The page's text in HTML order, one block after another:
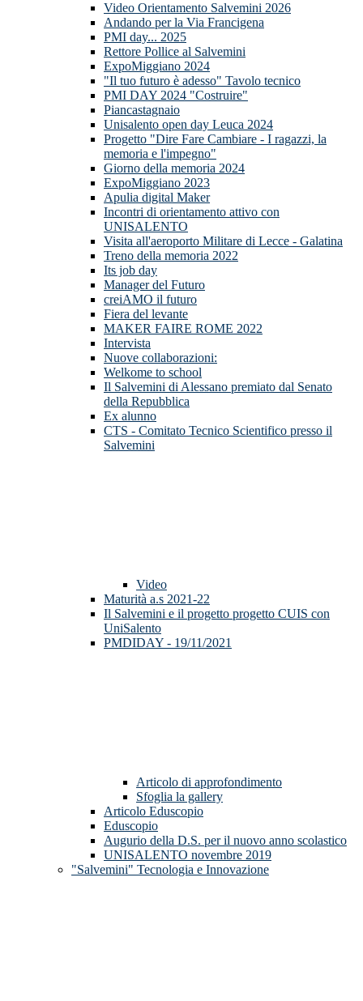
Video Orientamento Salvemini 2026
Andando per la Via Francigena
PMI day... 2025
Rettore Pollice al Salvemini
ExpoMiggiano 2024
"Il tuo futuro è adesso" Tavolo tecnico
PMI DAY 2024 "Costruire"
Piancastagnaio
Unisalento open day Leuca 2024
Progetto "Dire Fare Cambiare - I ragazzi, la
memoria e l'impegno"
Giorno della memoria 2024
ExpoMiggiano 2023
Apulia digital Maker
Incontri di orientamento attivo con
UNISALENTO
Visita all'aeroporto Militare di Lecce - Galatina
Treno della memoria 2022
Its job day
Manager del Futuro
creiAMO il futuro
Fiera del levante
MAKER FAIRE ROME 2022
Intervista
Nuove collaborazioni:
Welkome to school
Il Salvemini di Alessano premiato dal Senato
della Repubblica
Ex alunno
CTS - Comitato Tecnico Scientifico presso il
Salvemini
Video
Maturità a.s 2021-22
Il Salvemini e il progetto progetto CUIS con
UniSalento
PMDIDAY - 19/11/2021
Articolo di approfondimento
Sfoglia la gallery
Articolo Eduscopio
Eduscopio
Augurio della D.S. per il nuovo anno scolastico
UNISALENTO novembre 2019
"Salvemini" Tecnologia e Innovazione